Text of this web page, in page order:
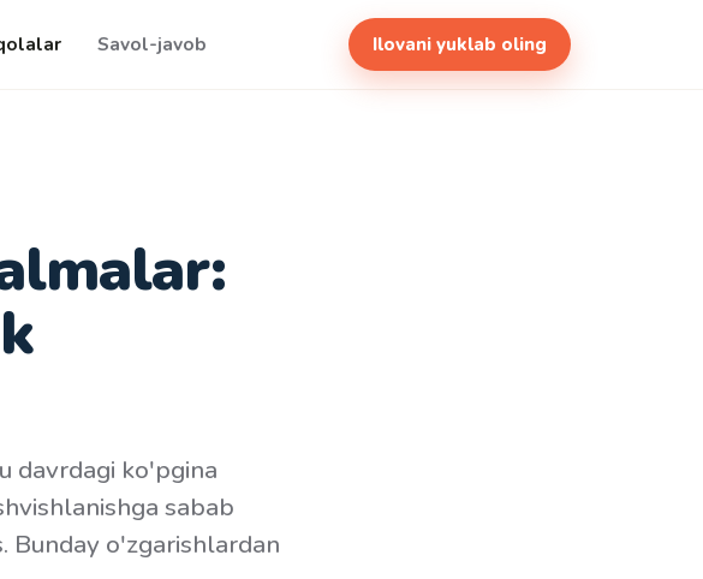
Savol-javob Ilovani yuklab oling
davrdagi ko'pgina
sabab
Bunday o'zgarishlardan